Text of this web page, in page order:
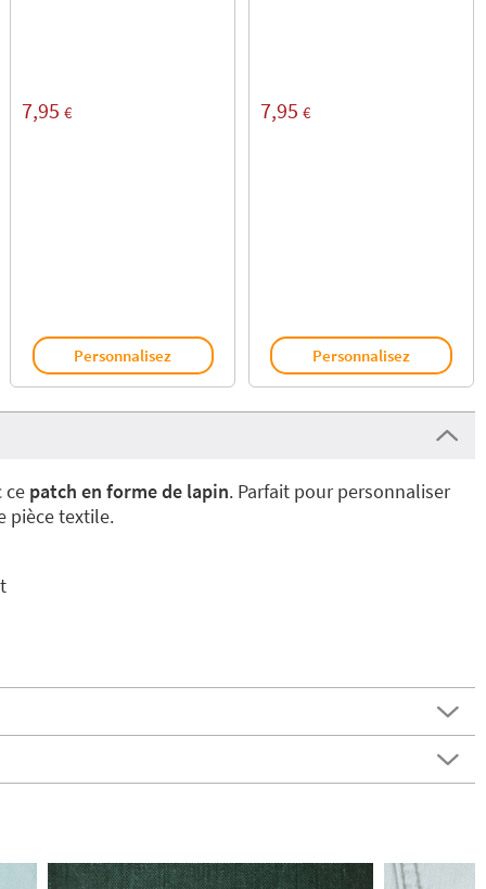
7,95 €
Personnalisez
7,95 €
Personnalisez
ce patch en forme de lapin. Parfait pour personnaliser
pièce textile.